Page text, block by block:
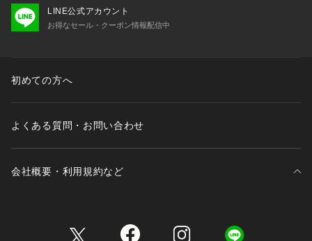
LINE公式アカウント
お得なセール・クーポン情報配信中
初めての方へ
よくある質問・お問い合わせ
会社概要・利用規約など